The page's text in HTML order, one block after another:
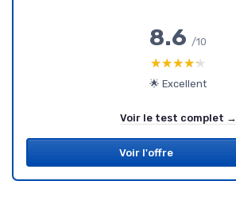
8.6 /10
★★★★★
★★★★★
🌟 Excellent
Voir le test complet →
Voir l'offre